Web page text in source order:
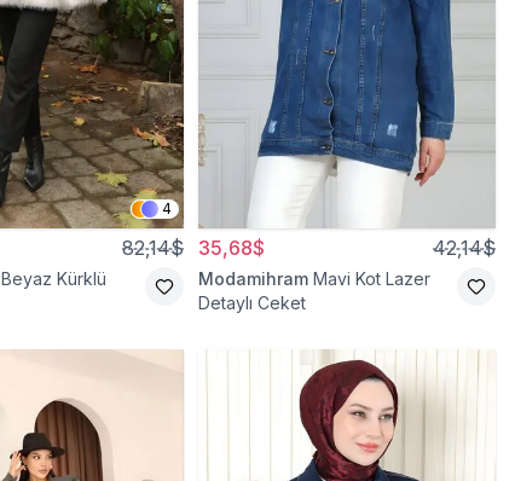
4
82,14$
Beyaz Kürklü
35,68$ 42,14$
Modamihram Mavi Kot Lazer
Detaylı Ceket